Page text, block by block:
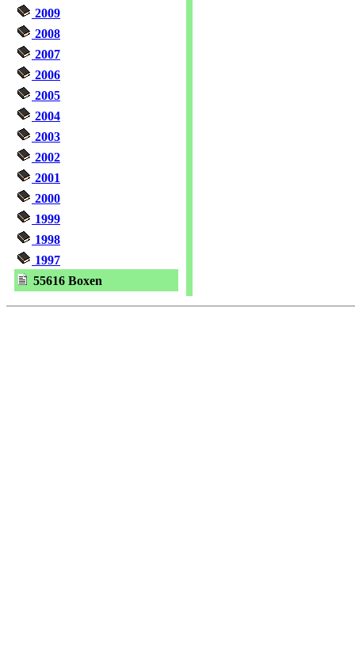
2009
2008
2007
2006
2005
2004
2003
2002
2001
2000
1999
1998
1997
55616 Boxen